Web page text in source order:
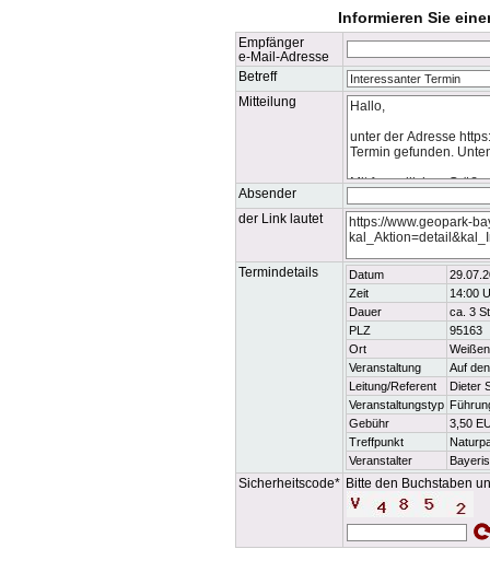
Informieren Sie
Empfänger
e-Mail-Adresse
Betreff
Mitteilung
Absender
der Link lautet
Termindetails Datum
Zeit
14:00
Dauer
ca. 3
PLZ
95163
Ort
Veranstaltung
Auf
Leitung/Referent
Dieter
Veranstaltungstyp
Gebühr
3,50
Treffpunkt
Veranstalter
Sicherheitscode* Bitte den Buchstaben